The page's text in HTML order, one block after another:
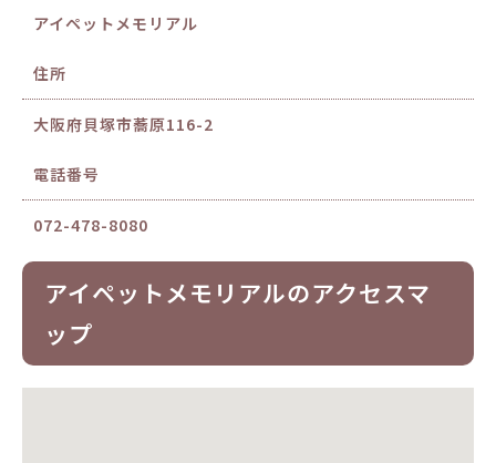
アイペットメモリアル
住所
大阪府貝塚市蕎原116-2
電話番号
072-478-8080
アイペットメモリアルのアクセスマ
ップ